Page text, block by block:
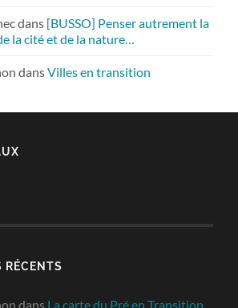
dans [BUSSO] Penser autrement la
la cité et de la nature…
dansVilles en transition
RÉCENTS
dans La carte du Pré en Transition